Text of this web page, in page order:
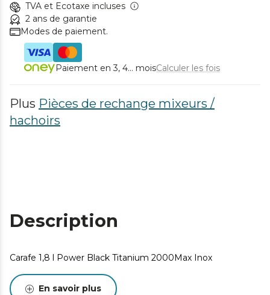
TVA et Ecotaxe incluses
2 ans de garantie
Modes de paiement.
Paiement en 3, 4... moisCalculer les fois
Plus Pièces de rechange mixeurs /
hachoirs
Description
Carafe 1,8 l Power Black Titanium 2000Max Inox
En savoir plus